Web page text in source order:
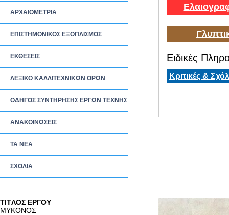
ΑΡΧΑΙΟΜΕΤΡΙΑ
ΕΠΙΣΤΗΜΟΝΙΚΟΣ ΕΞΟΠΛΙΣΜΟΣ
ΕΚΘΕΣΕΙΣ
ΛΕΞΙΚΟ ΚΑΛΛΙΤΕΧΝΙΚΩΝ ΟΡΩΝ
ΟΔΗΓΟΣ ΣΥΝΤΗΡΗΣΗΣ ΕΡΓΩΝ ΤΕΧΝΗΣ
ΑΝΑΚΟΙΝΩΣΕΙΣ
ΤΑ ΝEΑ
ΣΧΟΛΙΑ
Ειδικές
Κριτικές &
TITΛΟΣ ΕΡΓΟΥ
ΜΥΚΟΝΟΣ